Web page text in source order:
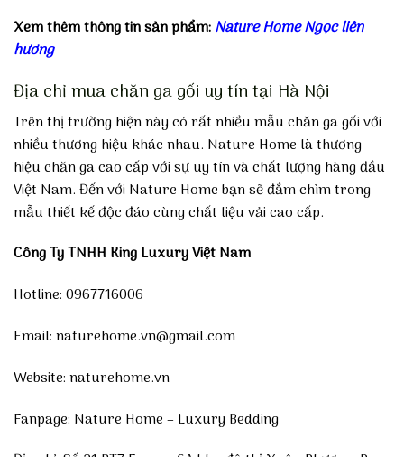
Xem thêm thông tin sản phẩm:Nature Home Ngọc liên
hương
Địa chỉ mua chăn ga gối uy tín tại Hà Nội
Trên thị trường hiện này có rất nhiều mẫu chăn ga gối với
nhiều thương hiệu khác nhau. Nature Home là thương
hiệu chăn ga cao cấp với sự uy tín và chất lượng hàng đầu
Việt Nam. Đến với Nature Home bạn sẽ đắm chìm trong
mẫu thiết kế độc đáo cùng chất liệu vải cao cấp.
Công Ty TNHH King Luxury Việt Nam
Hotline: 0967716006
Email: naturehome.vn@gmail.com
Website:naturehome.vn
Fanpage: Nature Home – Luxury Bedding